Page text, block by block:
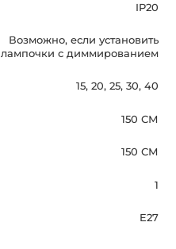
IP20
Возможно, если установить
лампочки с диммированием
15, 20, 25, 30, 40
150 СМ
150 СМ
1
E27